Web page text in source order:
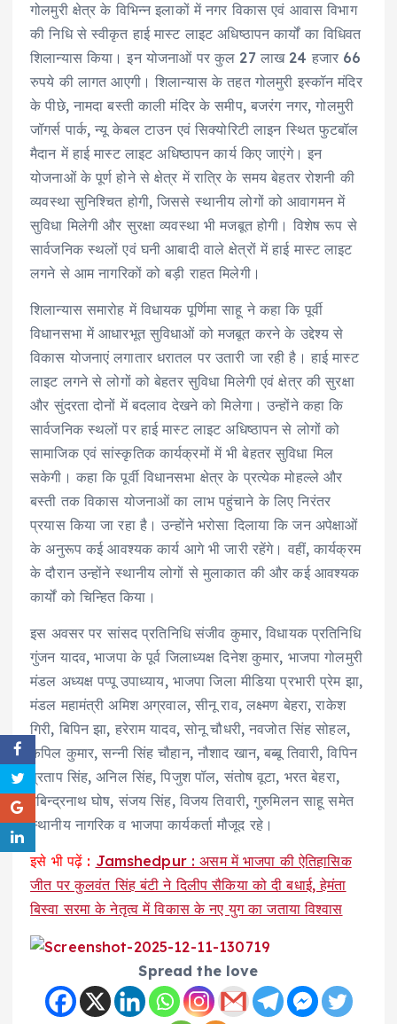
गोलमुरी क्षेत्र के विभिन्न इलाकों में नगर विकास एवं आवास विभाग
की निधि से स्वीकृत हाई मास्ट लाइट अधिष्ठापन कार्यों का विधिवत
शिलान्यास किया। इन योजनाओं पर कुल 27 लाख 24 हजार 66
रुपये की लागत आएगी। शिलान्यास के तहत गोलमुरी इस्कॉन मंदिर
के पीछे, नामदा बस्ती काली मंदिर के समीप, बजरंग नगर, गोलमुरी
जॉगर्स पार्क, न्यू केबल टाउन एवं सिक्योरिटी लाइन स्थित फुटबॉल
मैदान में हाई मास्ट लाइट अधिष्ठापन कार्य किए जाएंगे। इन
योजनाओं के पूर्ण होने से क्षेत्र में रात्रि के समय बेहतर रोशनी की
व्यवस्था सुनिश्चित होगी, जिससे स्थानीय लोगों को आवागमन में
सुविधा मिलेगी और सुरक्षा व्यवस्था भी मजबूत होगी। विशेष रूप से
सार्वजनिक स्थलों एवं घनी आबादी वाले क्षेत्रों में हाई मास्ट लाइट
लगने से आम नागरिकों को बड़ी राहत मिलेगी।
शिलान्यास समारोह में विधायक पूर्णिमा साहू ने कहा कि पूर्वी
विधानसभा में आधारभूत सुविधाओं को मजबूत करने के उद्देश्य से
विकास योजनाएं लगातार धरातल पर उतारी जा रही है। हाई मास्ट
लाइट लगने से लोगों को बेहतर सुविधा मिलेगी एवं क्षेत्र की सुरक्षा
और सुंदरता दोनों में बदलाव देखने को मिलेगा। उन्होंने कहा कि
सार्वजनिक स्थलों पर हाई मास्ट लाइट अधिष्ठापन से लोगों को
सामाजिक एवं सांस्कृतिक कार्यक्रमों में भी बेहतर सुविधा मिल
सकेगी। कहा कि पूर्वी विधानसभा क्षेत्र के प्रत्येक मोहल्ले और
बस्ती तक विकास योजनाओं का लाभ पहुंचाने के लिए निरंतर
प्रयास किया जा रहा है। उन्होंने भरोसा दिलाया कि जन अपेक्षाओं
के अनुरूप कई आवश्यक कार्य आगे भी जारी रहेंगे। वहीं, कार्यक्रम
के दौरान उन्होंने स्थानीय लोगों से मुलाकात की और कई आवश्यक
कार्यों को चिन्हित किया।
इस अवसर पर सांसद प्रतिनिधि संजीव कुमार, विधायक प्रतिनिधि
गुंजन यादव, भाजपा के पूर्व जिलाध्यक्ष दिनेश कुमार, भाजपा गोलमुरी
मंडल अध्यक्ष पप्पू उपाध्याय, भाजपा जिला मीडिया प्रभारी प्रेम झा,
मंडल महामंत्री अमिश अग्रवाल, सीनू राव, लक्ष्मण बेहरा, राकेश
गिरी, बिपिन झा, हरेराम यादव, सोनू चौधरी, नवजोत सिंह सोहल,
कपिल कुमार, सन्नी सिंह चौहान, नौशाद खान, बब्बू तिवारी, विपिन
प्रताप सिंह, अनिल सिंह, पिजुश पॉल, संतोष वूटा, भरत बेहरा,
रबिन्द्रनाथ घोष, संजय सिंह, विजय तिवारी, गुरुमिलन साहू समेत
स्थानीय नागरिक व भाजपा कार्यकर्ता मौजूद रहे।
इसे भी पढ़ें : Jamshedpur : असम में भाजपा की ऐतिहासिक
जीत पर कुलवंत सिंह बंटी ने दिलीप सैकिया को दी बधाई, हेमंता
बिस्वा सरमा के नेतृत्व में विकास के नए युग का जताया विश्वास
Spread the love